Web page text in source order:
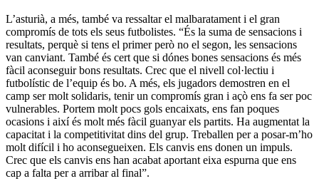
L’asturià, a més, també va ressaltar el malbaratament i el gran
compromís de tots els seus futbolistes. “És la suma de sensacions i
resultats, perquè si tens el primer però no el segon, les sensacions
van canviant. També és cert que si dónes bones sensacions és més
fàcil aconseguir bons resultats. Crec que el nivell col·lectiu i
futbolístic de l’equip és bo. A més, els jugadors demostren en el
camp ser molt solidaris, tenir un compromís gran i açò ens fa ser poc
vulnerables. Portem molt pocs gols encaixats, ens fan poques
ocasions i així és molt més fàcil guanyar els partits. Ha augmentat la
capacitat i la competitivitat dins del grup. Treballen per a posar-m’ho
molt difícil i ho aconsegueixen. Els canvis ens donen un impuls.
Crec que els canvis ens han acabat aportant eixa espurna que ens
cap a falta per a arribar al final”.